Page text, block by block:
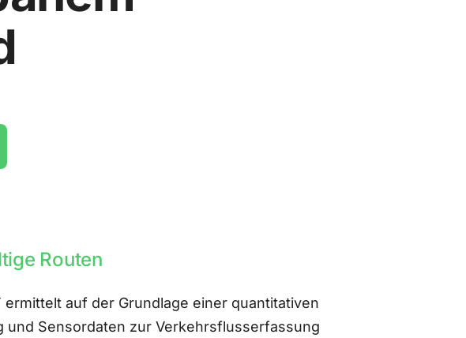
Routen
ermittelt auf der Grundlage einer quantitativen
und Sensordaten zur Verkehrsflusserfassung